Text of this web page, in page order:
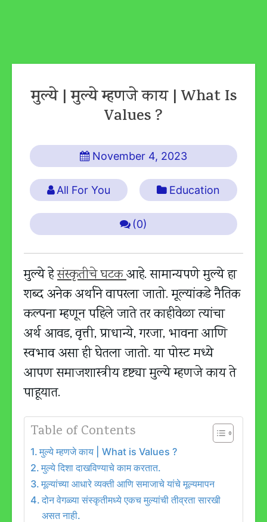
मुल्ये | मुल्ये म्हणजे काय | What Is
Values ?
November 4, 2023
All For You Education
(0)
मुल्ये हेसंस्कृतीचे घटकआहे. सामान्यपणे मुल्ये हा
शब्द अनेक अर्थाने वापरला जातो. मूल्यांकडे नैतिक
कल्पना म्हणून पहिले जाते तर काहीवेळा त्यांचा
अर्थ आवड, वृत्ती, प्राधान्ये, गरजा, भावना आणि
स्वभाव असा ही घेतला जातो. या पोस्ट मध्ये
आपण समाजशास्त्रीय दृष्ट्या मुल्ये म्हणजे काय ते
पाहूयात.
Table of Contents
मुल्ये म्हणजे काय | What is Values ?
मुल्ये दिशा दाखविण्याचे काम करतात.
मूल्यांच्या आधारे व्यक्ती आणि समाजाचे यांचे मूल्यमापन
दोन वेगळ्या संस्कृतीमध्ये एकच मुल्यांची तीव्रता सारखी
असत नाही.